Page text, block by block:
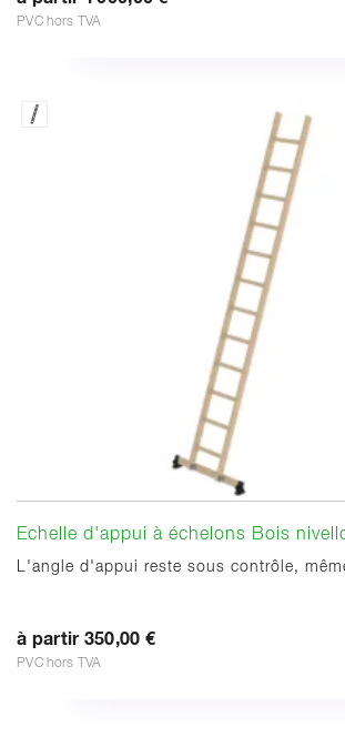
PVC hors TVA
Echelle d'appui à échelons Bois
L'angle d'appui reste sous contrôle,
à partir 350,00 €
PVC hors TVA